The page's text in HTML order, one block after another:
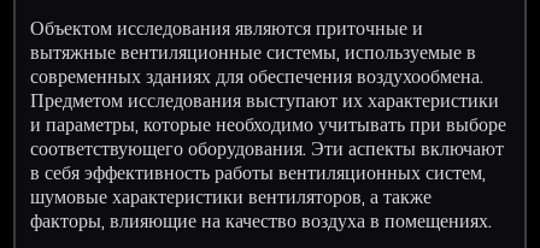
Объектом исследования являются приточные и
вытяжные вентиляционные системы, используемые в
современных зданиях для обеспечения воздухообмена.
Предметом исследования выступают их характеристики
и параметры, которые необходимо учитывать при выборе
соответствующего оборудования. Эти аспекты включают
в себя эффективность работы вентиляционных систем,
шумовые характеристики вентиляторов, а также
факторы, влияющие на качество воздуха в помещениях.